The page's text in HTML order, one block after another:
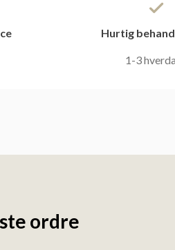
Hurtig
1-3
ordre